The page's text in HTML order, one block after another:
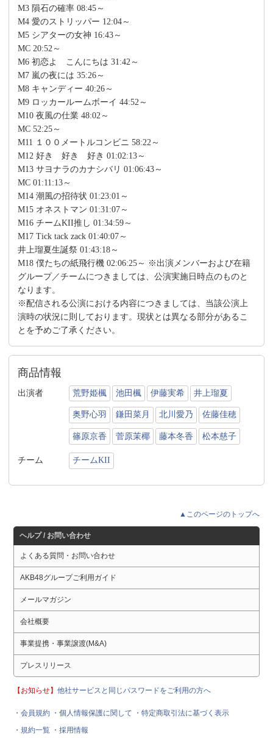
M3 隕石の確率 08:45～
M4 愛のストリッパー 12:04～
M5 シアターの女神 16:43～
MC 20:52～
M6 初恋よ こんにちは 31:42～
M7 嵐の夜には 35:26～
M8 キャンディー 40:26～
M9 ロッカールームボーイ 44:52～
M10 夜風の仕業 48:02～
MC 52:25～
M11 １００メートルコンビニ 58:22～
M12 好き 好き 好き 01:02:13～
M13 サヨナラのカナシバリ 01:06:43～
MC 01:11:13～
M14 潮風の招待状 01:23:01～
M15 オネストマン 01:31:07～
M16 チームKII推し 01:34:59～
M17 Tick tack zack 01:40:07～
井上瑠夏生誕祭 01:43:18～
M18 僕たちの紙飛行機 02:06:25～ ※出演メンバーおよび在籍
グループ／チームにつきましては、公演実施日時点のものと
なります。
※配信される公演における内容につきましては、当該公演上
演時の状況に則しております。現状とは異なる部分があるこ
とを予めご了承ください。
商品情報
出演者 荒野姫楓 池田楓 伊藤実希 井上瑠夏
奥野心羽 鎌田菜月 北川愛乃 佐藤佳穂
篠原京香 菅原茉椰 藤本冬香 松本慈子
チーム チームKII
▲このページのトップへ
ヘルプ / お問い合わせ
よくある質問・お問い合わせ
AKB48グループご利用ガイド
メールマガジン
会社概要
事業提携・事業譲渡(M&A)
プレスリリース
【お知らせ】他社サービスと同じパスワードをご利用の方へ
・会員規約 ・個人情報保護に関して
・特定商取引法に基づく表示
・規約一覧 ・採用情報